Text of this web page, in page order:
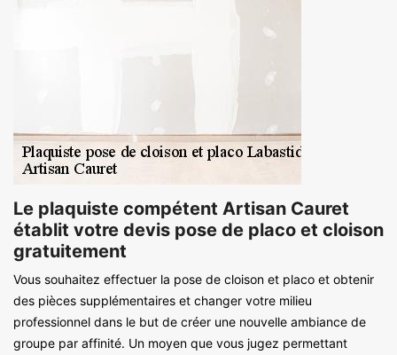
Le plaquiste compétent Artisan Cauret
établit votre devis pose de placo et cloison
gratuitement
Vous souhaitez effectuer la pose de cloison et placo et obtenir
des pièces supplémentaires et changer votre milieu
professionnel dans le but de créer une nouvelle ambiance de
groupe par affinité. Un moyen que vous jugez permettant